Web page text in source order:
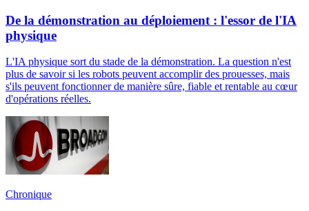
De la démonstration au déploiement : l'essor de l'IA
physique
L'IA physique sort du stade de la démonstration. La question n'est
plus de savoir si les robots peuvent accomplir des prouesses, mais
s'ils peuvent fonctionner de manière sûre, fiable et rentable au cœur
d'opérations réelles.
Chronique